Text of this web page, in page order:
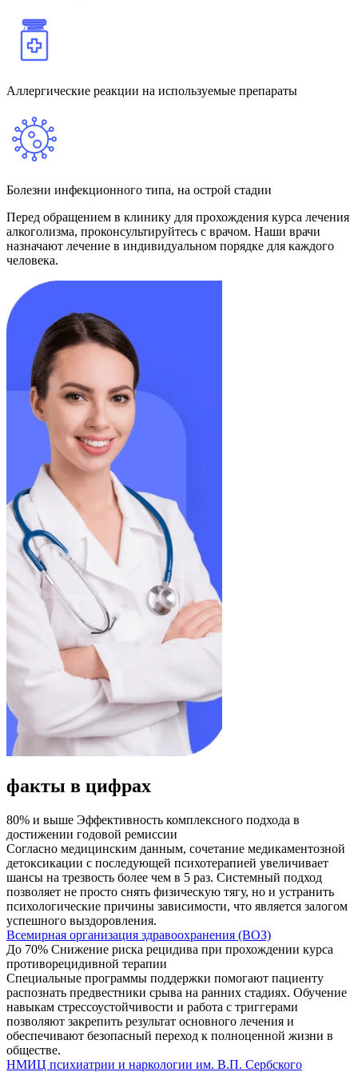
Аллергические реакции на используемые препараты
Болезни инфекционного типа, на острой стадии
Перед обращением в клинику для прохождения курса лечения
алкоголизма, проконсультируйтесь с врачом. Наши врачи
назначают лечение в индивидуальном порядке для каждого
человека.
факты в цифрах
80% и выше Эффективность комплексного подхода в
достижении годовой ремиссии
Согласно медицинским данным, сочетание медикаментозной
детоксикации с последующей психотерапией увеличивает
шансы на трезвость более чем в 5 раз. Системный подход
позволяет не просто снять физическую тягу, но и устранить
психологические причины зависимости, что является залогом
успешного выздоровления.
Всемирная организация здравоохранения (ВОЗ)
До 70% Снижение риска рецидива при прохождении курса
противорецидивной терапии
Специальные программы поддержки помогают пациенту
распознать предвестники срыва на ранних стадиях. Обучение
навыкам стрессоустойчивости и работа с триггерами
позволяют закрепить результат основного лечения и
обеспечивают безопасный переход к полноценной жизни в
обществе.
НМИЦ психиатрии и наркологии им. В.П. Сербского